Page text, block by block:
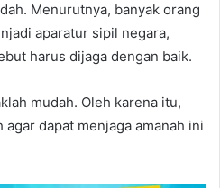
Menurutnya, banyak orang
aparatur sipil negara,
harus dijaga dengan baik.
mudah. Oleh karena itu,
dapat menjaga amanah ini